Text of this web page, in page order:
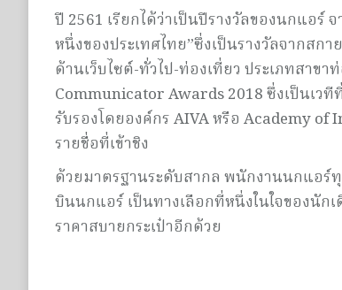
ปี 2561 เรียกได้ว่าเป็นปีรางวัลของนกแอ
หนึ่งของประเทศไทย”ซึ่งเป็นรางวัลจากสก
ด้านเว็บไซต์-ทั่วไป-ท่องเที่ยว ประเภทสาข
Communicator Awards 2018 ซึ่งเป็นเว
รับรองโดยองค์กร AIVA หรือ Academy
รายชื่อที่เข้าชิง
ด้วยมาตรฐานระดับสากล พนักงานนกแอร์
บินนกแอร์ เป็นทางเลือกที่หนึ่งในใจของนัก
ราคาสบายกระเป๋าอีกด้วย